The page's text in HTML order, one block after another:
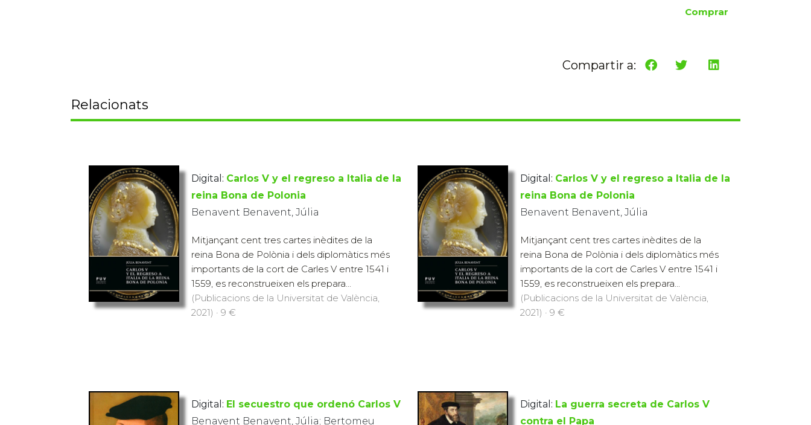
Comprar
Compartir a:
Relacionats
Digital: Carlos V y el regreso a Italia de la
reina Bona de Polonia
Benavent Benavent, Júlia
Mitjançant cent tres cartes inèdites de la
reina Bona de Polònia i dels diplomàtics més
importants de la cort de Carles V entre 1541 i
1559, es reconstrueixen els prepara...
(Publicacions de la Universitat de València,
2021) · 9 €
Digital: Carlos V y el regreso a Italia de la
reina Bona de Polonia
Benavent Benavent, Júlia
Mitjançant cent tres cartes inèdites de la
reina Bona de Polònia i dels diplomàtics més
importants de la cort de Carles V entre 1541 i
1559, es reconstrueixen els prepara...
(Publicacions de la Universitat de València,
2021) · 9 €
Digital: El secuestro que ordenó Carlos V
Benavent Benavent, Júlia; Bertomeu
Digital: La guerra secreta de Carlos V
contra el Papa